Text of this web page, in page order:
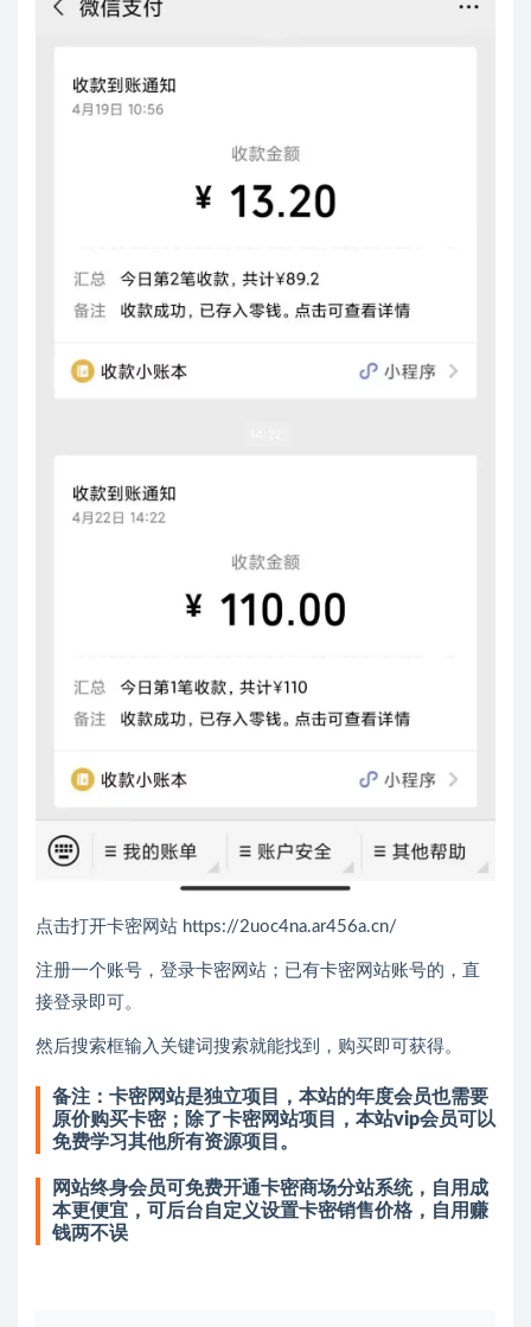
点击打开卡密网站 https://2uoc4na.ar456a.cn/
注册一个账号，登录卡密网站；已有卡密网站账号的，直
接登录即可。
然后搜索框输入关键词搜索就能找到，购买即可获得。
备注：卡密网站是独立项目，本站的年度会员也需要
原价购买卡密；除了卡密网站项目，本站vip会员可以
免费学习其他所有资源项目。
网站终身会员可免费开通卡密商场分站系统，自用成
本更便宜，可后台自定义设置卡密销售价格，自用赚
钱两不误